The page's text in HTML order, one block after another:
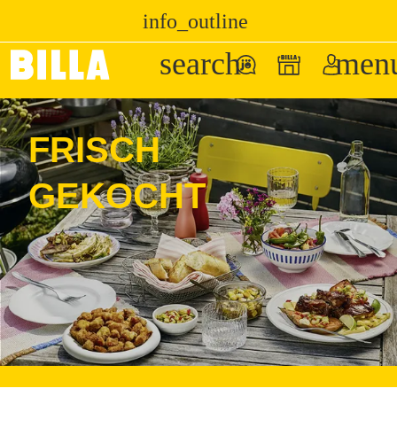
info_outline
search
Zur Startseite / FRISCH GEKOCHT
FRISCH
GEKOCHT